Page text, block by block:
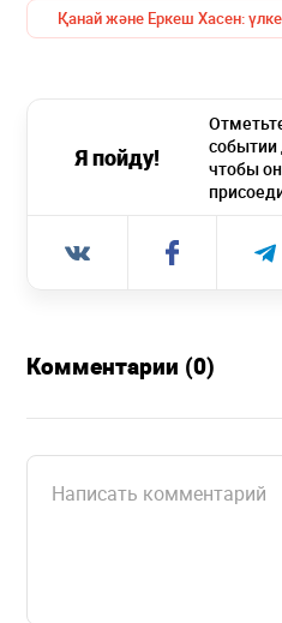
Қанай және Еркеш Хасен:
Я пойду!
событии
чтобы
Комментарии (0)